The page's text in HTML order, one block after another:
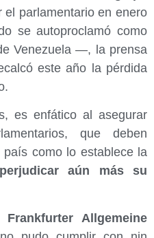
parlamentario en enero
se autoproclamó como
Venezuela —, la prensa
este año la pérdida
es enfático al asegurar
que deben
como lo establece la
aún más su
Frankfurter Allgemeine